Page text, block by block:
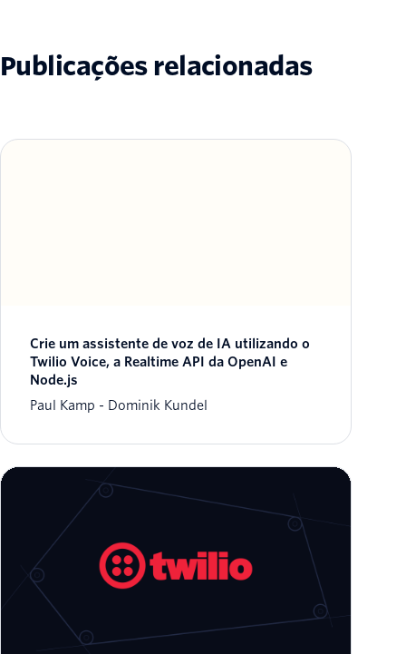
Publicações relacionadas
Crie um assistente de voz de IA utilizando o
Twilio Voice, a Realtime API da OpenAI e
Node.js
Paul Kamp
Dominik Kundel